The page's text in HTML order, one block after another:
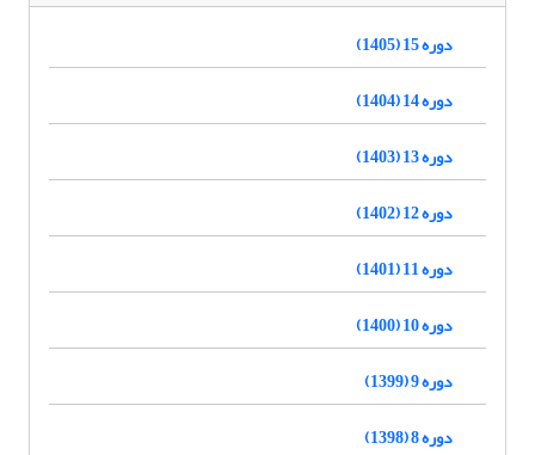
دوره 15 (1405)
دوره 14 (1404)
دوره 13 (1403)
دوره 12 (1402)
دوره 11 (1401)
دوره 10 (1400)
دوره 9 (1399)
دوره 8 (1398)